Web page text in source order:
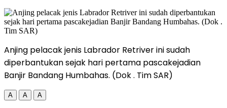
Anjing pelacak jenis Labrador Retriver ini sudah
diperbantukan sejak hari pertama pascakejadian
Banjir Bandang Humbahas. (Dok . Tim SAR)
A A A